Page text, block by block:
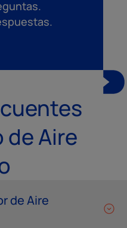
de Aire
de Aire